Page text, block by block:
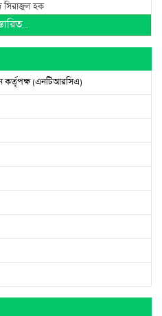
সিরাজুল হক
কর্তৃপক্ষ (এনটিআরসিএ)